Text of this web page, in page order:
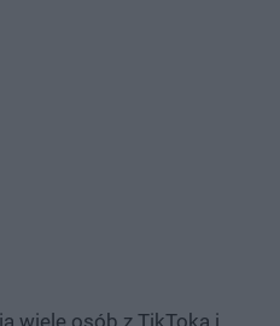
wiele osób z TikToka i